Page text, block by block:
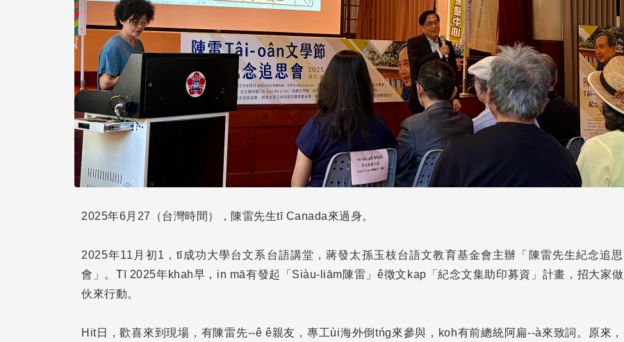
2025年6月27（台灣時間），陳雷先生tī Canada來過身。
2025年11月初1，tī成功大學台文系台語講堂，蔣發太孫玉枝台語文教育基金會主辦「陳雷先生紀念追思
會」。Tī 2025年khah早，in mā有發起「Siàu-liām陳雷」ê徵文kap「紀念文集助印募資」計畫，招大家做
伙來行動。
Hit日，歡喜來到現場，有陳雷先--ê ê親友，專工ùi海外倒tńg來參與，koh有前總統阿扁--à來致詞。原來，